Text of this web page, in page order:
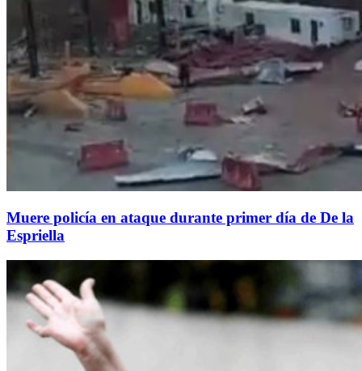
Muere policía en ataque durante primer día de De la
Espriella